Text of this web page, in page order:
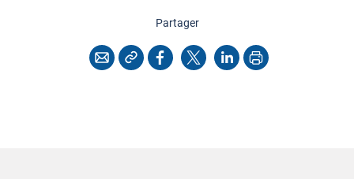
Partagercette page
CourrielCopier l'adresse
Facebook
X LinkedInImprimer